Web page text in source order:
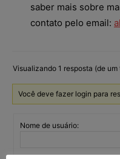
saber mais sobre
contato pelo email:
Visualizando 1 resposta (de um
Você deve fazer login para
Nome de usuário: